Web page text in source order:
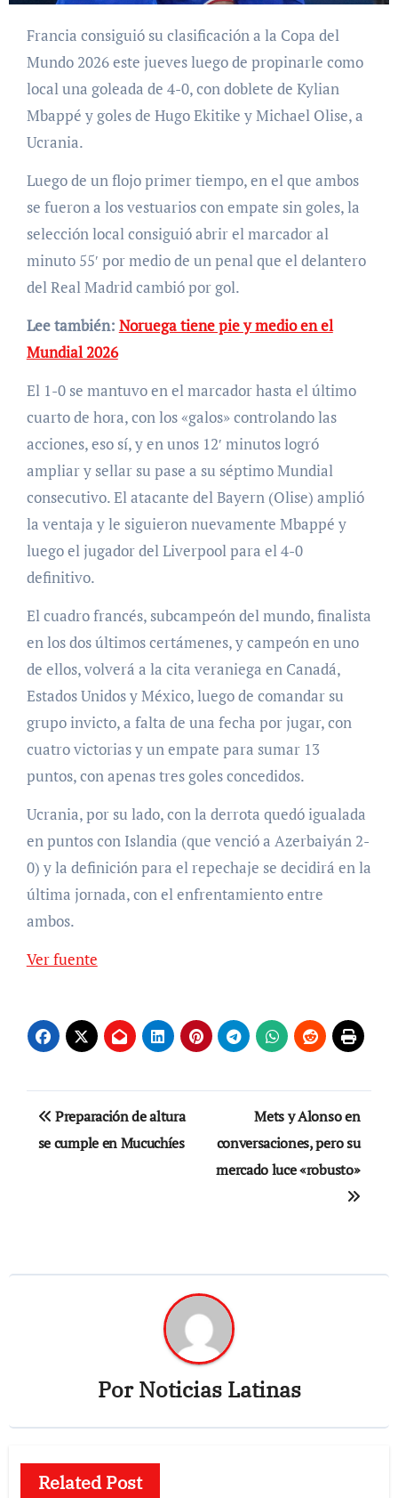
Francia consiguió su clasificación a la Copa del
Mundo 2026 este jueves luego de propinarle como
local una goleada de 4-0, con doblete de Kylian
Mbappé y goles de Hugo Ekitike y Michael Olise, a
Ucrania.
Luego de un flojo primer tiempo, en el que ambos
se fueron a los vestuarios con empate sin goles, la
selección local consiguió abrir el marcador al
minuto 55′ por medio de un penal que el delantero
del Real Madrid cambió por gol.
Lee también: Noruega tiene pie y medio en el
Mundial 2026
El 1-0 se mantuvo en el marcador hasta el último
cuarto de hora, con los «galos» controlando las
acciones, eso sí, y en unos 12′ minutos logró
ampliar y sellar su pase a su séptimo Mundial
consecutivo. El atacante del Bayern (Olise) amplió
la ventaja y le siguieron nuevamente Mbappé y
luego el jugador del Liverpool para el 4-0
definitivo.
El cuadro francés, subcampeón del mundo, finalista
en los dos últimos certámenes, y campeón en uno
de ellos, volverá a la cita veraniega en Canadá,
Estados Unidos y México, luego de comandar su
grupo invicto, a falta de una fecha por jugar, con
cuatro victorias y un empate para sumar 13
puntos, con apenas tres goles concedidos.
Ucrania, por su lado, con la derrota quedó igualada
en puntos con Islandia (que venció a Azerbaiyán 2-
0) y la definición para el repechaje se decidirá en la
última jornada, con el enfrentamiento entre
ambos.
Ver fuente
Navegación
de
Preparación de altura
se cumple en Mucuchíes
Mets y Alonso en
conversaciones, pero su
mercado luce «robusto»
PorNoticias Latinas
Related Post